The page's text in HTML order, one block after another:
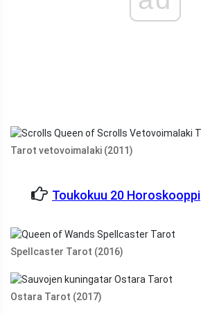
Tarot vetovoimalaki (2011)
Toukokuu 20 Horoskooppi
Spellcaster Tarot (2016)
Ostara Tarot (2017)